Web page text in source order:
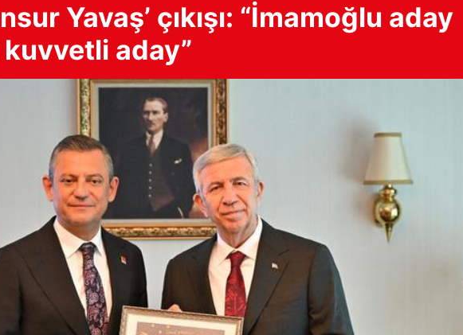
Yavaş’ çıkışı: “İmamoğlu aday
aday”